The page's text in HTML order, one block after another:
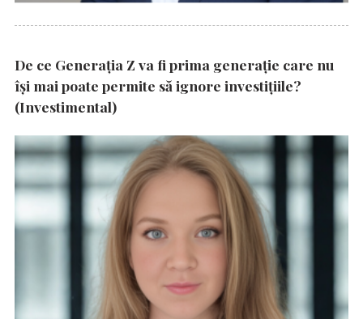
De ce Generația Z va fi prima generație care nu
își mai poate permite să ignore investițiile?
(Investimental)